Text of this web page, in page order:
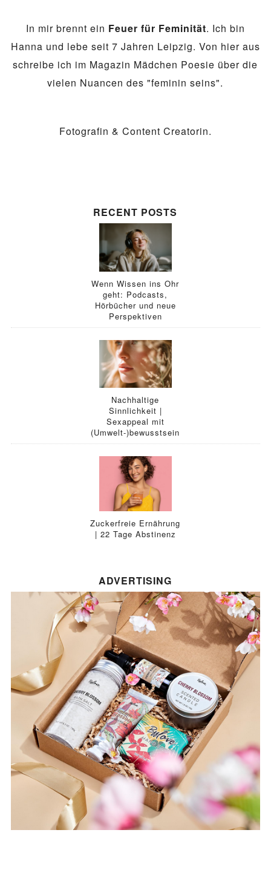
In mir brennt ein Feuer für Feminität. Ich bin
Hanna und lebe seit 7 Jahren Leipzig. Von hier aus
schreibe ich im Magazin Mädchen Poesie über die
vielen Nuancen des "feminin seins".
Fotografin & Content Creatorin.
RECENT POSTS
Wenn Wissen ins Ohr
geht: Podcasts,
Hörbücher und neue
Perspektiven
Nachhaltige
Sinnlichkeit |
Sexappeal mit
(Umwelt-)bewusstsein
Zuckerfreie Ernährung
| 22 Tage Abstinenz
ADVERTISING